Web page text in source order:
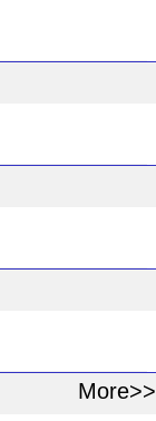
More>>